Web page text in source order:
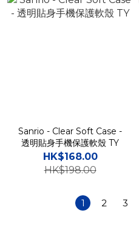
Sanrio - Clear Soft Case -
透明貼身手機保護軟殼 TY
HK$168.00
HK$198.00
1 2 3